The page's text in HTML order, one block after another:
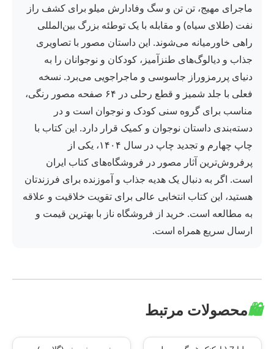
ماجرای مهیج، تن تن و سگ وفادارش میلو برای کشف راز
نفت (طلای سیاه) و مقابله با یک توطئه بزرگ بین‌المللی
راهی خاورمیانه می‌شوند. این داستان مصور با تصاویری
جذاب و دیالوگ‌های طنزآمیز، کودکان و نوجوانان را به
دنیای پررمزوراز جاسوسی و ماجراجویی می‌برد. نسخه
فعلی با جلد شمیز و قطع رحلی در ۶۴ صفحه مصور رنگی،
مناسب برای گروه سنی کودک و نوجوان است و در
دسته‌بندی داستان نوجوان و کمیک قرار دارد. این کتاب با
چاپ چهارم و تجدید چاپ در سال ۱۴۰۴، یکی از
پرفروش‌ترین آثار مصور در فروشگاه‌های کتاب ایران
است. اگر به دنبال یک هدیه جذاب و آموزنده برای فرزندتان
هستید، این کتاب انتخابی عالی برای تقویت خلاقیت و علاقه
به مطالعه است. خرید از فروشگاه ناز با بهترین قیمت و
ارسال سریع همراه است.
🛍️محصولات مرتبط